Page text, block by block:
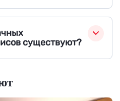
существуют?